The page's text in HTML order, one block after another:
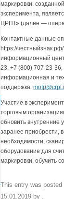
маркировки,
эксперимента,
ЦРПТ» (далее —
Контактные данные
https://
информационный
23, +7 (800) 707-23-36,
информационная и
поддержка:
Участие в
торговым
обновить внутренние
заранее приобрести, в
необходимости,
оборудование для
маркировки, обучить
This entry was posted
15.01.2019 by